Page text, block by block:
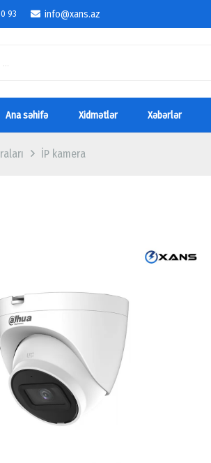
93 info@xans.az
Ana səhifə Xidmətlər Xəbərlər
İP kamera